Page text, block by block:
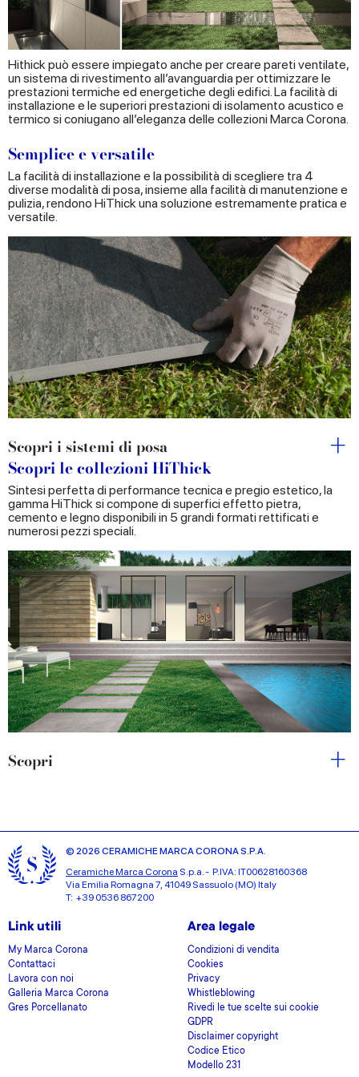
our social media, advertising and analytics partners who
may combine it with other information that you’ve
provided to them or that they’ve collected from your use
of their services.
Hithick può essere impiegato anche per creare pareti ventilate,
un sistema di rivestimento all’avanguardia per ottimizzare le
prestazioni termiche ed energetiche degli edifici. La facilità di
installazione e le superiori prestazioni di isolamento acustico e
termico si coniugano all’eleganza delle collezioni Marca Corona.
Semplice e versatile
La facilità di installazione e la possibilità di scegliere tra 4
diverse modalità di posa, insieme alla facilità di manutenzione e
pulizia, rendono HiThick una soluzione estremamente pratica e
versatile.
Scopri i sistemi di posa
Scopri le collezioni HiThick
Sintesi perfetta di performance tecnica e pregio estetico, la
gamma HiThick si compone di superfici effetto pietra,
cemento e legno disponibili in 5 grandi formati rettificati e
numerosi pezzi speciali.
Scopri
© 2026 CERAMICHE MARCA CORONA S.P.A.
Ceramiche Marca Corona S.p.a. - P.IVA: IT00628160368
Via Emilia Romagna 7, 41049 Sassuolo (MO) Italy
T: +39 0536 867200
Link utili
My Marca Corona
Contattaci
Lavora con noi
Galleria Marca Corona
Gres Porcellanato
Area legale
Condizioni di vendita
Cookies
Privacy
Whistleblowing
Rivedi le tue scelte sui cookie
GDPR
Disclaimer copyright
Codice Etico
Modello 231